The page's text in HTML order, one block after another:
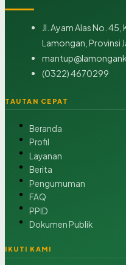
Jl. Ayam Alas No.
Lamongan, Provinsi
(0322) 4670299
TAUTAN CEPAT
Beranda
Profil
Layanan
Berita
Pengumuman
FAQ
PPID
Dokumen Publik
IKUTI KAMI